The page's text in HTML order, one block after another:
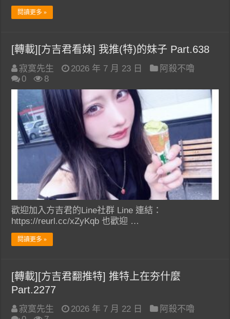
閱讀更多 »
[轉載][方吉君看妹] 我推(特)的妹子 Part.638
寂寞先生 2026 年 7 月 23 日
阿殺不嚕
0
8
歡迎加入方吉君的Line社群 Line 連結：
https://reurl.cc/xZyKqb 也歡迎 …
閱讀更多 »
[轉載][方吉君翻推特] 推特上在夯什麼
Part.2277
寂寞先生 2026 年 7 月 22 日
阿殺不嚕